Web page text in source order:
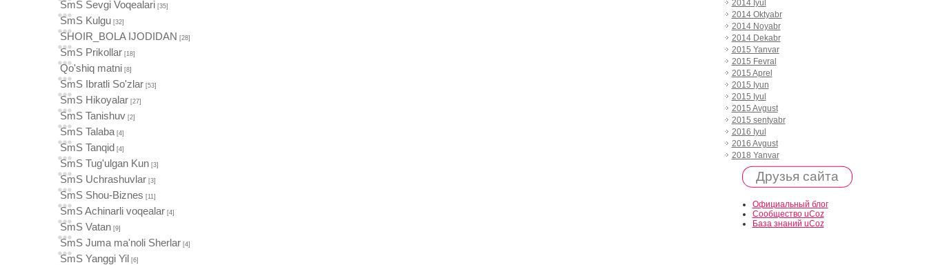
SmS Sevgi Voqealari [35]
SmS Kulgu [32]
SHOIR_BOLA IJODIDAN [28]
SmS Prikollar [18]
Qo'shiq matni [8]
SmS Ibratli So'zlar [53]
SmS Hikoyalar [27]
SmS Tanishuv [2]
SmS Talaba [4]
SmS Tanqid [4]
SmS Tug'ulgan Kun [3]
SmS Uchrashuvlar [3]
SmS Shou-Biznes [11]
SmS Achinarli voqealar [4]
SmS Vatan [9]
SmS Juma ma'noli Sherlar [4]
SmS Yanggi Yil [6]
2014 Iyul
2014 Oktyabr
2014 Noyabr
2014 Dekabr
2015 Yanvar
2015 Fevral
2015 Aprel
2015 Iyun
2015 Iyul
2015 Avgust
2015 sentyabr
2016 Iyul
2016 Avgust
2018 Yanvar
Друзья сайта
Официальный блог
Сообщество uCoz
База знаний uCoz